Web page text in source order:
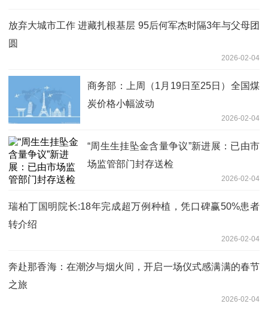
放弃大城市工作 进藏扎根基层 95后何军杰时隔3年与父母团
圆
2026-02-04
商务部：上周（1月19日至25日）全国煤
炭价格小幅波动
2026-02-04
“周生生挂坠金含量争议”新进展：已由市
场监管部门封存送检
2026-02-04
瑞柏丁国明院长:18年完成超万例种植，凭口碑赢50%患者
转介绍
2026-02-04
奔赴那香海：在潮汐与烟火间，开启一场仪式感满满的春节
之旅
2026-02-04